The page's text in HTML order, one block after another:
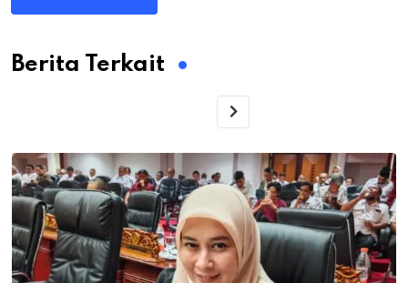
Berita Terkait